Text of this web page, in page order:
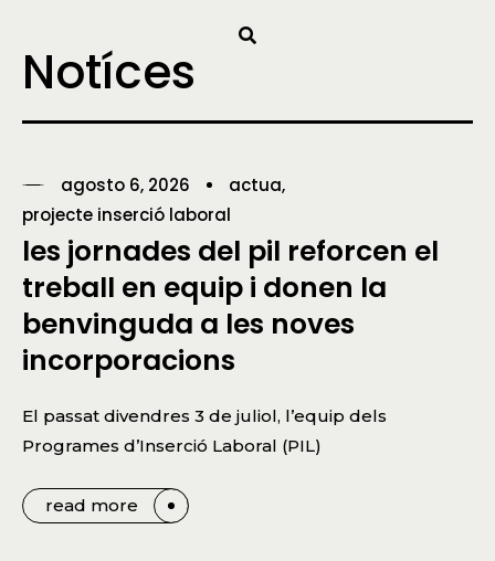
Notíces
agosto 6, 2026
actua
projecte inserció laboral
les jornades del pil reforcen el
treball en equip i donen la
benvinguda a les noves
incorporacions
El passat divendres 3 de juliol, l’equip dels
Programes d’Inserció Laboral (PIL)
read more